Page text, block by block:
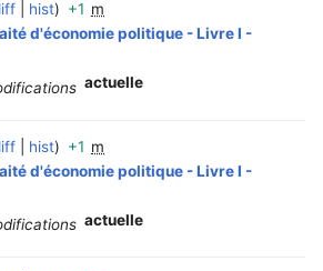
hist +1 m
d'économie politique - Livre I -
actuelle
hist +1 m
d'économie politique - Livre I -
actuelle